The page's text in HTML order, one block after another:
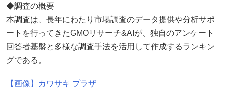
◆調査の概要
本調査は、長年にわたり市場調査のデータ提供や分析サポ
ートを行ってきたGMOリサーチ&AIが、独自のアンケート
回答者基盤と多様な調査手法を活用して作成するランキン
グである。
【画像】カワサキ プラザ